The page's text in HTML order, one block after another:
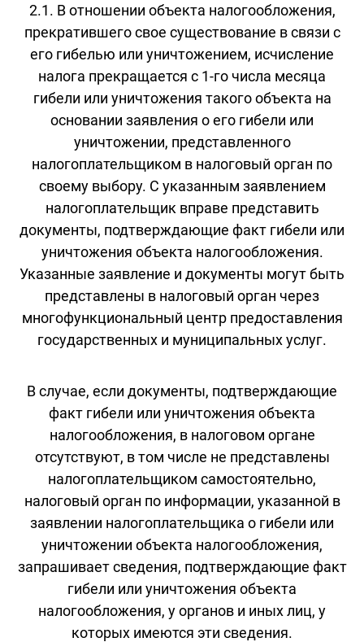
2.1. В отношении объекта налогообложения,
прекратившего свое существование в связи с
его гибелью или уничтожением, исчисление
налога прекращается с 1-го числа месяца
гибели или уничтожения такого объекта на
основании заявления о его гибели или
уничтожении, представленного
налогоплательщиком в налоговый орган по
своему выбору. С указанным заявлением
налогоплательщик вправе представить
документы, подтверждающие факт гибели или
уничтожения объекта налогообложения.
Указанные заявление и документы могут быть
представлены в налоговый орган через
многофункциональный центр предоставления
государственных и муниципальных услуг.
В случае, если документы, подтверждающие
факт гибели или уничтожения объекта
налогообложения, в налоговом органе
отсутствуют, в том числе не представлены
налогоплательщиком самостоятельно,
налоговый орган по информации, указанной в
заявлении налогоплательщика о гибели или
уничтожении объекта налогообложения,
запрашивает сведения, подтверждающие факт
гибели или уничтожения объекта
налогообложения, у органов и иных лиц, у
которых имеются эти сведения.